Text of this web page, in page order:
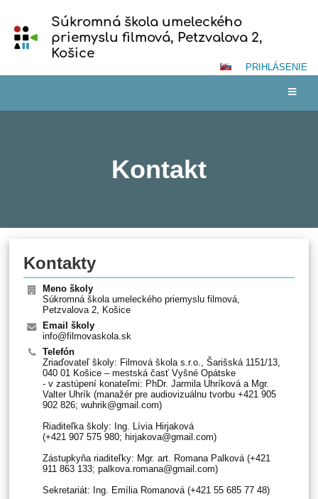
Súkromná škola umeleckého
priemyslu filmová, Petzvalova 2,
Košice
PRIHLÁSENIE
Kontakt
Kontakty
Meno školy
Súkromná škola umeleckého priemyslu filmová,
Petzvalova 2, Košice
Email školy
info@filmovaskola.sk
Telefón
Zriaďovateľ školy: Filmová škola s.r.o., Šarišská 1151/13,
040 01 Košice – mestská časť Vyšné Opátske
- v zastúpení konateľmi: PhDr. Jarmila Uhríková a Mgr.
Valter Uhrík (manažér pre audiovizuálnu tvorbu +421 905
902 826; wuhrik@gmail.com)
Riaditeľka školy: Ing. Lívia Hirjaková
(+421 907 575 980; hirjakova@gmail.com)
Zástupkyňa riaditeľky: Mgr. art. Romana Palková (+421
911 863 133; palkova.romana@gmail.com)
Sekretariát: Ing. Emília Romanová (+421 55 685 77 48)